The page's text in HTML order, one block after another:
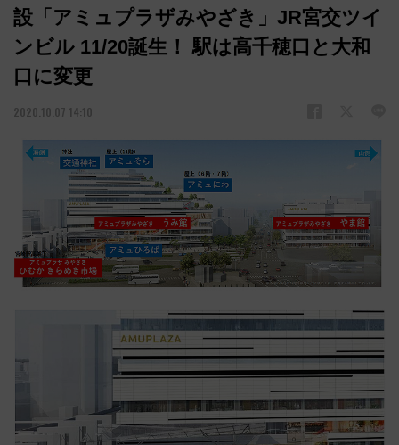
設「アミュプラザみやざき」JR宮交ツイ
ンビル 11/20誕生！ 駅は高千穂口と大和
口に変更
2020.10.07 14:10